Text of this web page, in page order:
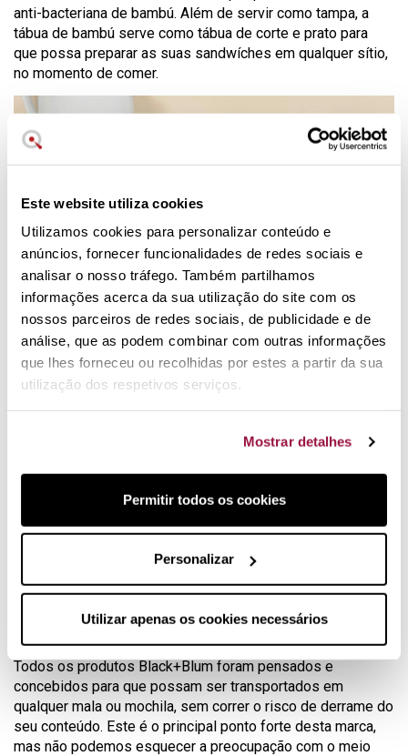
Este website utiliza cookies
Utilizamos cookies para personalizar conteúdo e
anúncios, fornecer funcionalidades de redes sociais e
analisar o nosso tráfego. Também partilhamos
informações acerca da sua utilização do site com os
nossos parceiros de redes sociais, de publicidade e de
análise, que as podem combinar com outras informações
que lhes forneceu ou recolhidas por estes a partir da sua
utilização dos respetivos serviços.
Mostrar detalhes
Permitir todos os cookies
Personalizar
Utilizar apenas os cookies necessários
anti-bacteriana de bambú. Além de servir como tampa, a
tábua de bambú serve como tábua de corte e prato para
que possa preparar as suas sandwíches em qualquer sítio,
no momento de comer.
Para aumentar a segurança, a sandwich box traz uma banda
em silicone cor de laranja, que mantém os elementos do kit
juntos e possa transportar os seus alimentos sem correr o
A tábua de bambú encaixa na perfeição no bordo de
Sobre a marca Black+Blum
Este fabricante baseia a criação dos seus produtos em
personalidade, para que estes sejam funcionais, práticos e
elegantes é a missão da Black+Blum, marca inglesa
Todos os produtos Black+Blum foram pensados e
concebidos para que possam ser transportados em
qualquer mala ou mochila, sem correr o risco de derrame do
seu conteúdo. Este é o principal ponto forte desta marca,
mas não podemos esquecer a preocupação com o meio